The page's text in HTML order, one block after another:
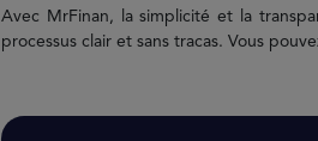
Avec MrFinan, la simplicité et la
processus clair et sans tracas. Vous